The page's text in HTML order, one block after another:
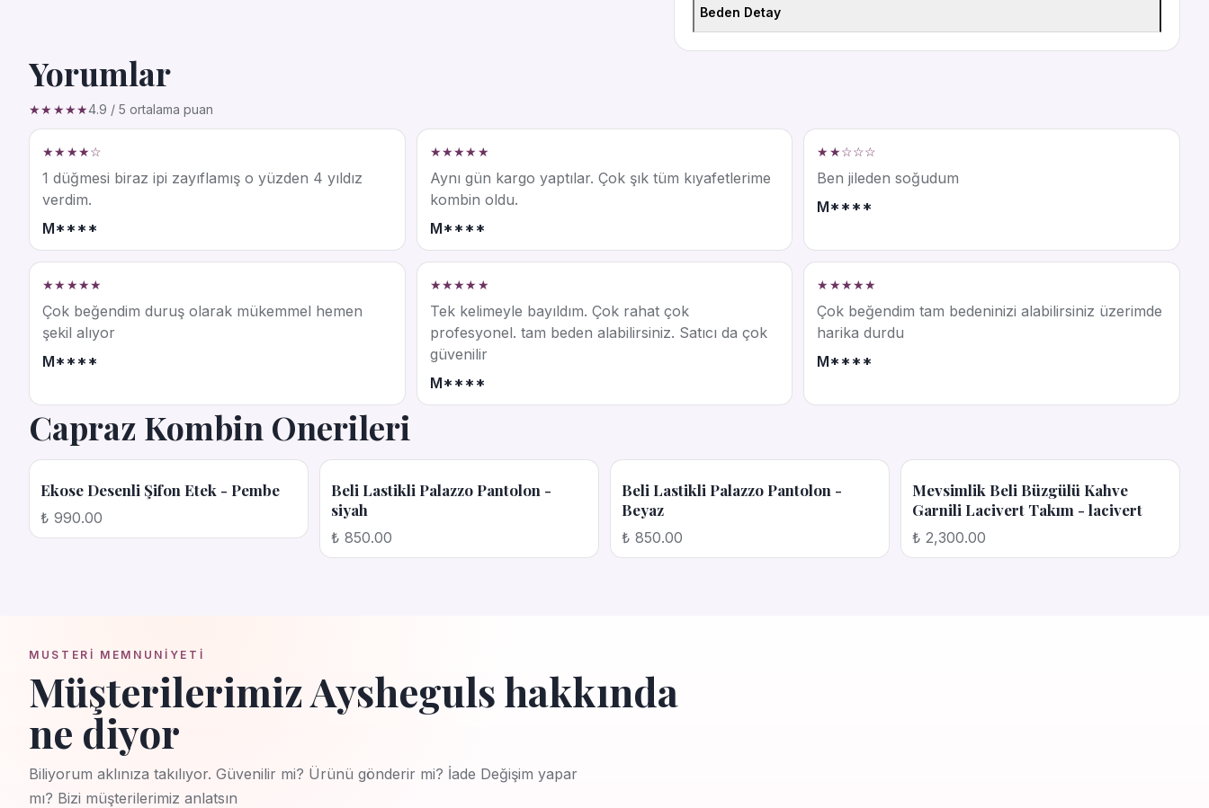
Beden Detay
Yorumlar
★★★★★4.9 / 5 ortalama puan
★★★★☆
1 düğmesi biraz ipi zayıflamış o yüzden 4 yıldız
verdim.
M****
★★★★★
Aynı gün kargo yaptılar. Çok şık tüm kıyafetlerime
kombin oldu.
M****
★★☆☆☆
Ben jileden soğudum
M****
★★★★★
Çok beğendim duruş olarak mükemmel hemen
şekil alıyor
M****
★★★★★
Tek kelimeyle bayıldım. Çok rahat çok
profesyonel. tam beden alabilirsiniz. Satıcı da çok
güvenilir
M****
★★★★★
Çok beğendim tam bedeninizi alabilirsiniz üzerimde
harika durdu
M****
Capraz Kombin Onerileri
Ekose Desenli Şifon Etek - Pembe
₺ 990.00
Beli Lastikli Palazzo Pantolon -
siyah
₺ 850.00
Beli Lastikli Palazzo Pantolon -
Beyaz
₺ 850.00
Mevsimlik Beli Büzgülü Kahve
Garnili Lacivert Takım - lacivert
₺ 2,300.00
MUSTERI MEMNUNIYETI
Müşterilerimiz Aysheguls hakkında
ne diyor
Biliyorum aklınıza takılıyor. Güvenilir mi? Ürünü gönderir mi? İade Değişim yapar
mı? Bizi müşterilerimiz anlatsın